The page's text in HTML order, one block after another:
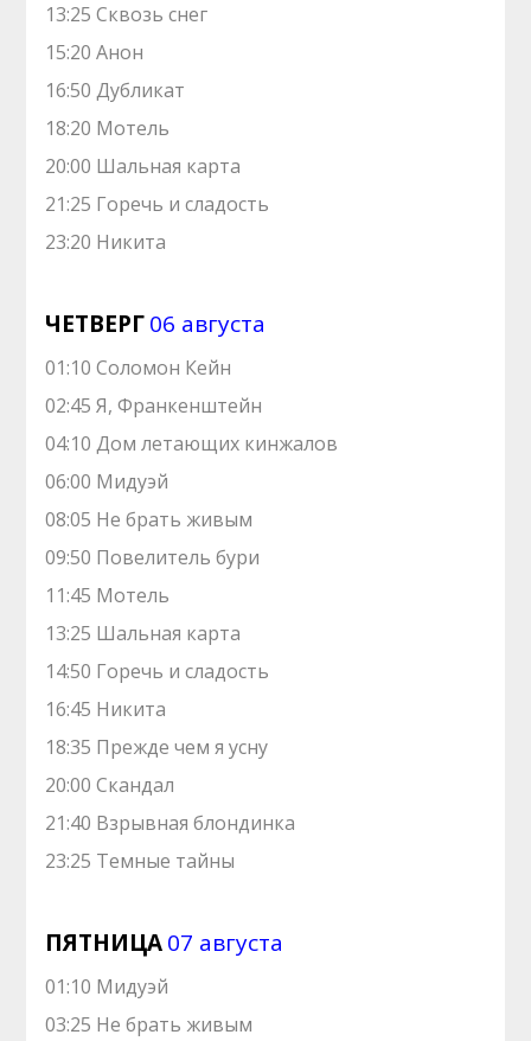
13:25 Сквозь снег
15:20 Анон
16:50 Дубликат
18:20 Мотель
20:00 Шальная карта
21:25 Горечь и сладость
23:20 Никита
ЧЕТВЕРГ06 августа
01:10 Соломон Кейн
02:45 Я, Франкенштейн
04:10 Дом летающих кинжалов
06:00 Мидуэй
08:05 Не брать живым
09:50 Повелитель бури
11:45 Мотель
13:25 Шальная карта
14:50 Горечь и сладость
16:45 Никита
18:35 Прежде чем я усну
20:00 Скандал
21:40 Взрывная блондинка
23:25 Темные тайны
ПЯТНИЦА07 августа
01:10 Мидуэй
03:25 Не брать живым